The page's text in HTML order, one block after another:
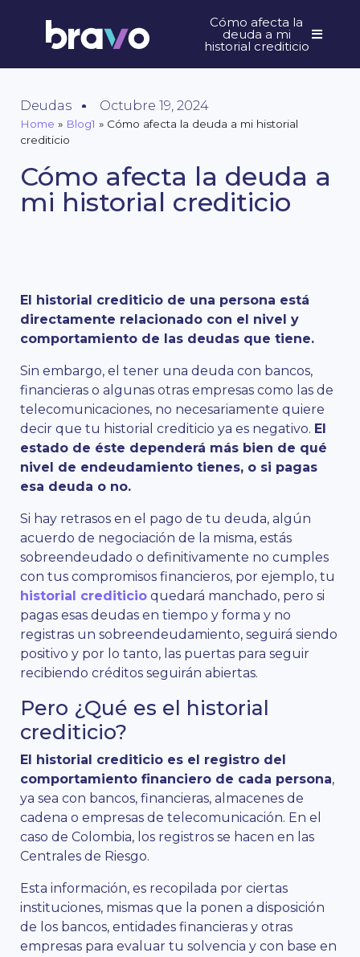
Cómo afecta la
deuda a mi
historial crediticio
Deudas Octubre 19, 2024
Home » Blog1 » Cómo afecta la deuda a mi historial
crediticio
Cómo afecta la deuda a
mi historial crediticio
El historial crediticio de una persona está
directamente relacionado con el nivel y
comportamiento de las deudas que tiene.
Sin embargo, el tener una deuda con bancos,
financieras o algunas otras empresas como las de
telecomunicaciones, no necesariamente quiere
decir que tu historial crediticio ya es negativo. El
estado de éste dependerá más bien de qué
nivel de endeudamiento tienes, o si pagas
esa deuda o no.
Si hay retrasos en el pago de tu deuda, algún
acuerdo de negociación de la misma, estás
sobreendeudado o definitivamente no cumples
con tus compromisos financieros, por ejemplo, tu
historial crediticio quedará manchado, pero si
pagas esas deudas en tiempo y forma y no
registras un sobreendeudamiento, seguirá siendo
positivo y por lo tanto, las puertas para seguir
recibiendo créditos seguirán abiertas.
Pero ¿Qué es el historial
crediticio?
El historial crediticio es el registro del
comportamiento financiero de cada persona,
ya sea con bancos, financieras, almacenes de
cadena o empresas de telecomunicación. En el
caso de Colombia, los registros se hacen en las
Centrales de Riesgo.
Esta información, es recopilada por ciertas
instituciones, mismas que la ponen a disposición
de los bancos, entidades financieras y otras
empresas para evaluar tu solvencia y con base en